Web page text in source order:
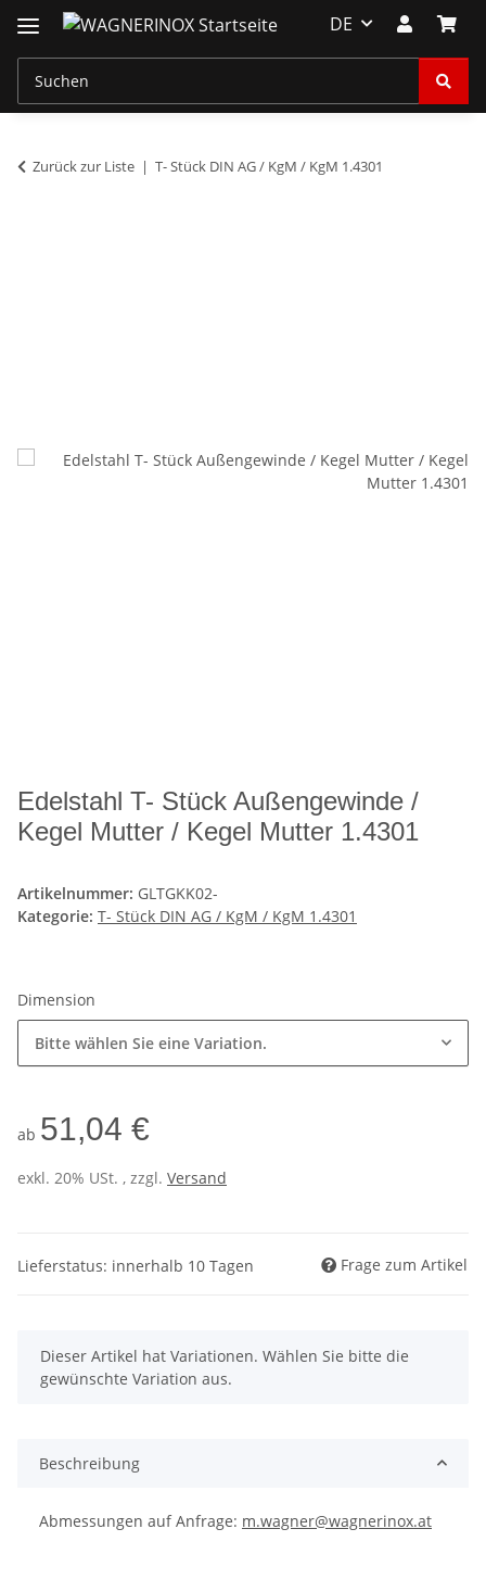
DE
Zurück zur Liste T- Stück DIN AG / KgM / KgM 1.4301
Edelstahl T- Stück Außengewinde /
Kegel Mutter / Kegel Mutter 1.4301
Artikelnummer: GLTGKK02-
Kategorie: T- Stück DIN AG / KgM / KgM 1.4301
Dimension
Bitte wählen Sie eine Variation.
ab 51,04 €
exkl. 20% USt. , zzgl. Versand
Lieferstatus: innerhalb 10 Tagen Frage zum Artikel
x
Dieser Artikel hat Variationen. Wählen Sie bitte die
gewünschte Variation aus.
Beschreibung
Abmessungen auf Anfrage: m.wagner@wagnerinox.at